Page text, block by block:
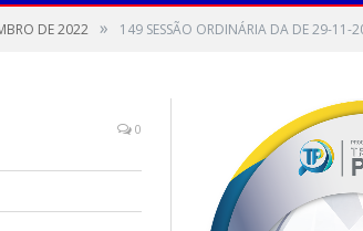
DE 2022 » 149 SESSÃO ORDINÁRIA DA DE 29-11-
0